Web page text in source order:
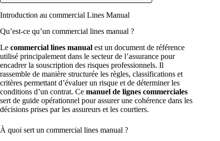
Introduction au commercial Lines Manual
Qu’est-ce qu’un commercial lines manual ?
Le commercial lines manual est un document de référence
utilisé principalement dans le secteur de l’assurance pour
encadrer la souscription des risques professionnels. Il
rassemble de manière structurée les règles, classifications et
critères permettant d’évaluer un risque et de déterminer les
conditions d’un contrat. Ce manuel de lignes commerciales
sert de guide opérationnel pour assurer une cohérence dans les
décisions prises par les assureurs et les courtiers.
À quoi sert un commercial lines manual ?